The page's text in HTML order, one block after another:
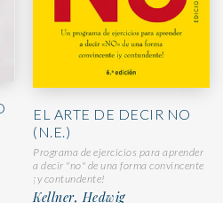
EL ARTE DE DECIR NO
(N.E.)
Programa de ejercicios para aprender
a decir "no" de una forma convincente
¡y contundente!
Kellner, Hedwig